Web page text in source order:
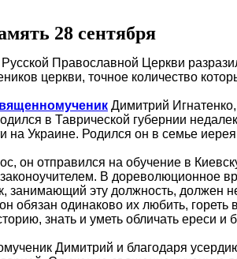
28 сентября
Православной Церкви
церкви, точное количество
Димитрий Игнатенко,
в Таврической губернии
на Украине. Родился он в семье
он отправился на обучение в
В дореволюционное
занимающий эту должность, должен
обязан одинаково их любить,
знать и уметь обличать ереси
Димитрий и благодаря